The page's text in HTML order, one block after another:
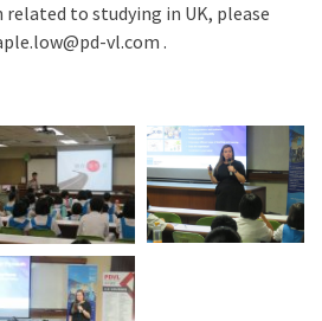
to studying in UK, please
vl.com .